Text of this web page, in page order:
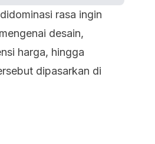
rasa ingin
desain,
harga, hingga
dipasarkan di